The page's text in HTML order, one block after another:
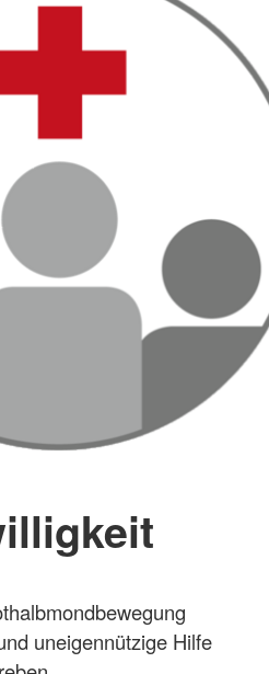
uneigennützige Hilfe